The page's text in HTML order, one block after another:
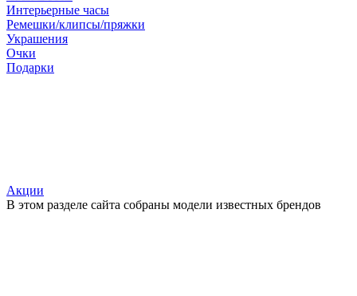
Интерьерные часы
Ремешки/клипсы/пряжки
Украшения
Очки
Подарки
Акции
В этом разделе сайта собраны модели известных брендов